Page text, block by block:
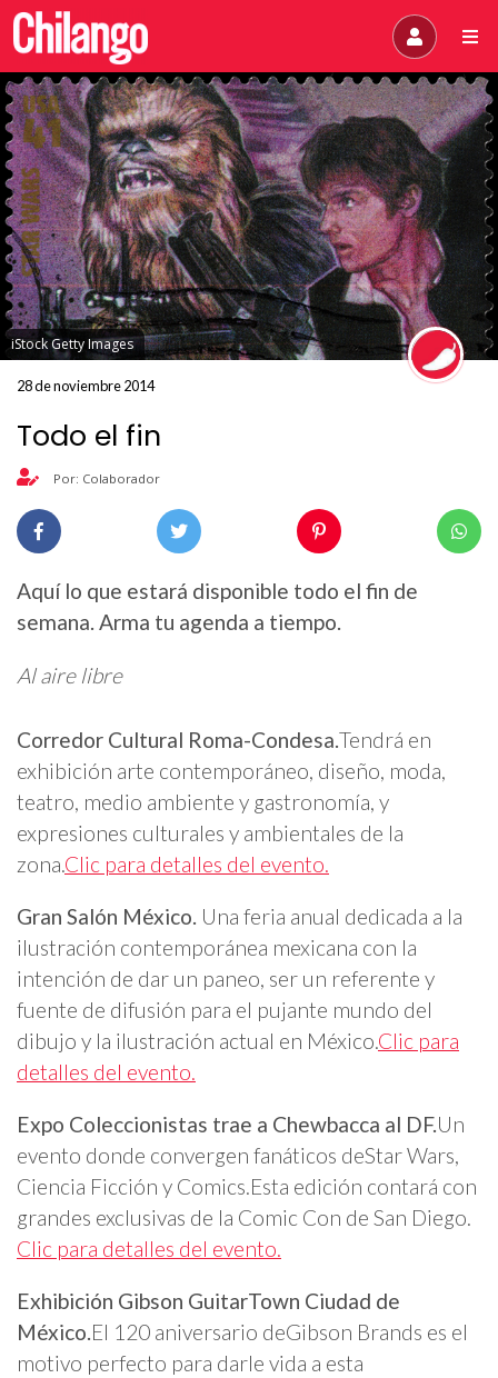
iStock Getty Images
28 de noviembre 2014
Todo el fin
Por: Colaborador
Aquí lo que estará disponible todo el fin de
semana. Arma tu agenda a tiempo.
Al aire libre
Corredor Cultural Roma-Condesa. Tendrá en
exhibición arte contemporáneo, diseño, moda,
teatro, medio ambiente y gastronomía, y
expresiones culturales y ambientales de la
zona. Clic para detalles del evento.
Gran Salón México. Una feria anual dedicada a la
ilustración contemporánea mexicana con la
intención de dar un paneo, ser un referente y
fuente de difusión para el pujante mundo del
dibujo y la ilustración actual en México.Clic para
detalles del evento.
Expo Coleccionistas trae a Chewbacca al DF.Un
evento donde convergen fanáticos deStar Wars,
Ciencia Ficción y Comics.Esta edición contará con
grandes exclusivas de la Comic Con de San Diego.
Clic para detalles del evento.
Exhibición Gibson GuitarTown Ciudad de
México.El 120 aniversario deGibson Brands es el
motivo perfecto para darle vida a esta